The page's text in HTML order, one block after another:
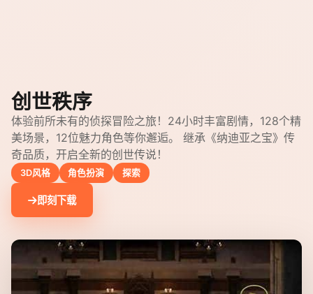
创世秩序
体验前所未有的侦探冒险之旅！24小时丰富剧情，128个精
美场景，12位魅力角色等你邂逅。 继承《纳迪亚之宝》传
奇品质，开启全新的创世传说！
3D风格 角色扮演 探索
即刻下载